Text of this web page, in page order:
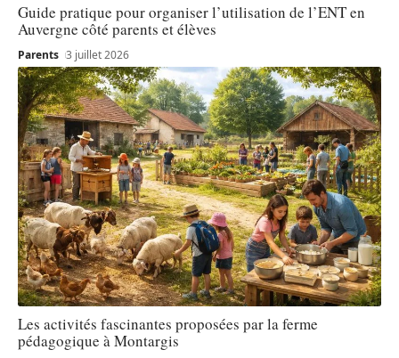
Guide pratique pour organiser l’utilisation de l’ENT en
Auvergne côté parents et élèves
Parents 3 juillet 2026
Les activités fascinantes proposées par la ferme
pédagogique à Montargis